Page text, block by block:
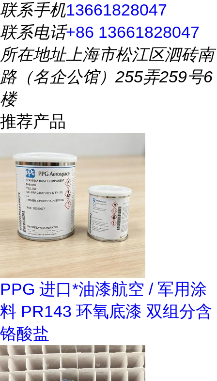
联系手机13661828047
联系电话+86 13661828047
所在地址上海市松江区泗砖南
路（名企公馆）255弄259号6
楼
推荐产品
PPG 进口*油漆航空 / 军用涂
料 PR143 环氧底漆 双组分含
铬酸盐